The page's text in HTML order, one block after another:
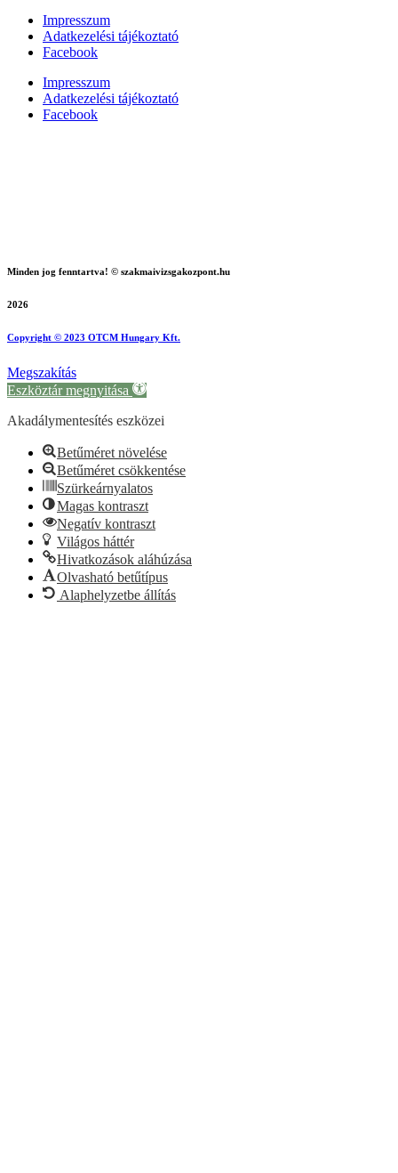
Impresszum
Adatkezelési tájékoztató
Facebook
Impresszum
Adatkezelési tájékoztató
Facebook
Minden jog fenntartva! © szakmaivizsgakozpont.hu
2026
Copyright © 2023 OTCM Hungary Kft.
Megszakítás
Eszköztár megnyitása
Akadálymentesítés eszközei
Betűméret növelése
Betűméret csökkentése
Szürkeárnyalatos
Magas kontraszt
Negatív kontraszt
Világos háttér
Hivatkozások aláhúzása
Olvasható betűtípus
Alaphelyzetbe állítás